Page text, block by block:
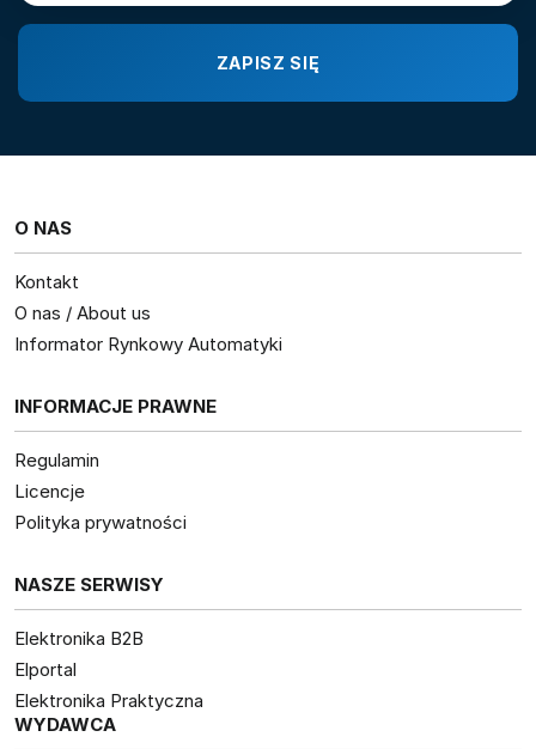
O NAS
Kontakt
O nas / About us
Informator Rynkowy Automatyki
INFORMACJE PRAWNE
Regulamin
Licencje
Polityka prywatności
NASZE SERWISY
Elektronika B2B
Elportal
Elektronika Praktyczna
WYDAWCA